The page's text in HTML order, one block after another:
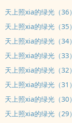
天上照xia的绿光（36）
天上照xia的绿光（35）
天上照xia的绿光（34）
天上照xia的绿光（33）
天上照xia的绿光（32）
天上照xia的绿光（31）
天上照xia的绿光（30）
天上照xia的绿光（29）